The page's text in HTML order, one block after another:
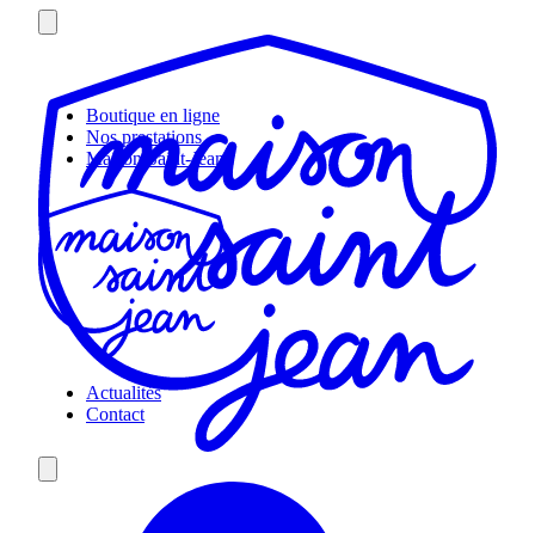
Skip
to
Boutique en ligne
Nos prestations
Maison Saint-Jean
Actualités
Contact